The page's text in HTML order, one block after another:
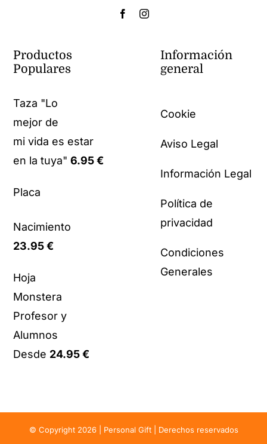
Productos
Populares
Taza "Lo
mejor de
mi vida es estar
en la tuya" 6.95€
Placa
Nacimiento
23.95€
Hoja
Monstera
Profesor y
Alumnos
Desde 24.95€
Información
general
Cookie
Aviso Legal
Información Legal
Política de
privacidad
Condiciones
Generales
© Copyright 2026 | Personal Gift | Derechos reservados